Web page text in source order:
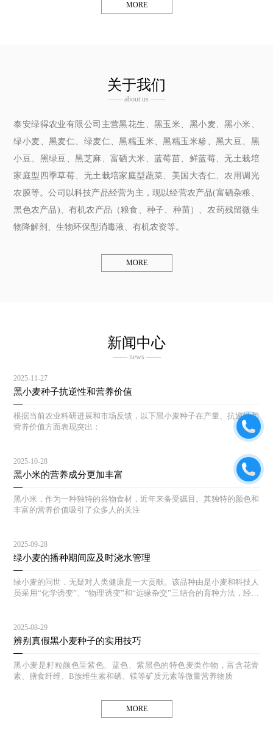
MORE
关于我们
—— about us ——
泰安绿得农业有限公司主营黑花生、黑玉米、黑小麦、黑小米、
绿小麦、黑麦仁、绿麦仁、黑糯玉米、黑糯玉米糁、黑大豆、黑
小豆、黑绿豆、黑芝麻、富硒大米、蓝莓苗、鲜蓝莓、无土栽培
家庭型四季草莓、无土栽培家庭型蔬菜、美国大杏仁、农用调光
农膜等。公司以科技产品经营为主，现以经营农产品(富硒杂粮、
黑色农产品)、有机农产品（粮食、种子、种苗）、农药残留微生
物降解剂、生物环保型消毒液、有机农资等。
MORE
新闻中心
—— news ——
2025-11-27
黑小麦种子抗逆性和营养价值
根据当前农业科研进展和市场反馈，以下黑小麦种子在产量、抗逆性和
营养价值方面表现突出：
2025-10-28
黑小米的营养成分更加丰富
黑小米，作为一种独特的谷物食材，近年来备受瞩目。其独特的颜色和
丰富的营养价值吸引了众多人的关注
2025-09-28
绿小麦的播种期间应及时浇水管理
绿小麦的问世，无疑对人类健康是一大贡献。该品种由是小麦和科技人
员采用“化学诱变”、“物理诱变”和“远缘杂交”三结合的育种方法，经过
2025-08-29
辨别真假黑小麦种子的实用技巧
黑小麦是籽粒颜色呈紫色、蓝色、紫黑色的特色麦类作物，富含花青
素、膳食纤维、B族维生素和硒、镁等矿质元素等微量营养物质
MORE